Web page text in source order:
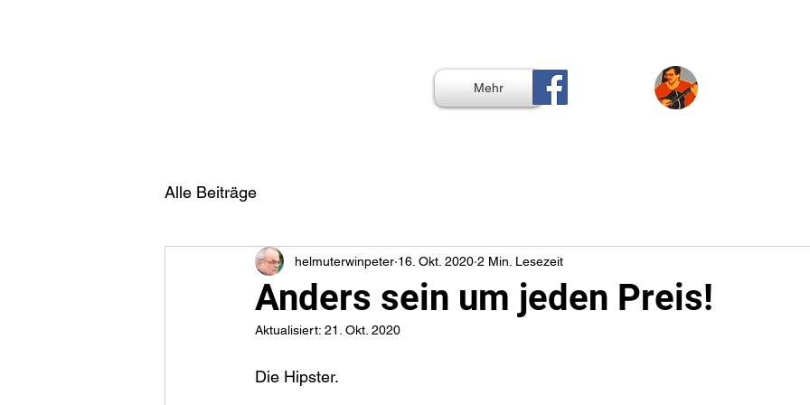
Mehr
Alle Beiträge
Anders sein um jeden Preis!
helmuterwinpeter 16. Okt. 2020 2 Min. Lesezeit
Aktualisiert: 21. Okt. 2020
Die Hipster.